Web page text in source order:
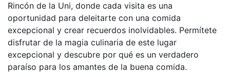
Rincón de la Uni, donde cada visita es una
oportunidad para deleitarte con una comida
excepcional y crear recuerdos inolvidables. Permítete
disfrutar de la magia culinaria de este lugar
excepcional y descubre por qué es un verdadero
paraíso para los amantes de la buena comida.